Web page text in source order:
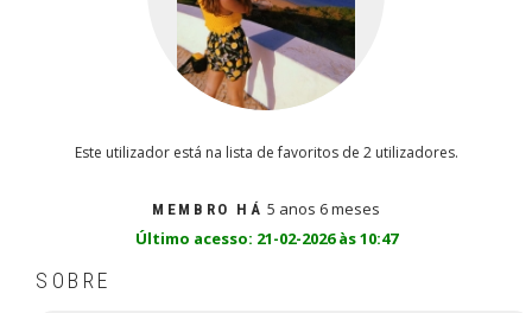
Este utilizador está na lista de favoritos de 2 utilizadores.
MEMBRO HÁ 5 anos 6 meses
Último acesso: 21-02-2026 às 10:47
SOBRE